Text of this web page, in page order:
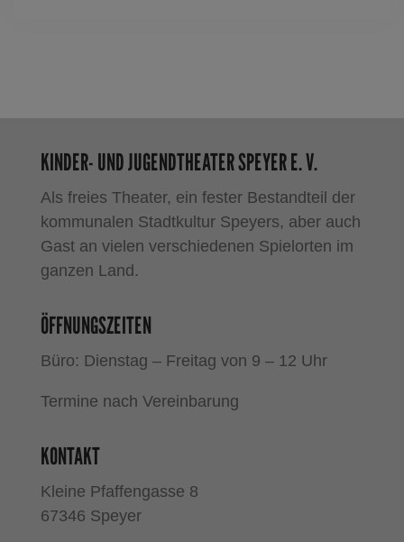
KINDER- UND JUGENDTHEATER SPEYER E. V.
Als freies Theater, ein fester Bestandteil der
kommunalen Stadtkultur Speyers, aber auch
Gast an vielen verschiedenen Spielorten im
ganzen Land.
ÖFFNUNGSZEITEN
Büro: Dienstag – Freitag von 9 – 12 Uhr
Termine nach Vereinbarung
KONTAKT
Kleine Pfaffengasse 8
67346 Speyer